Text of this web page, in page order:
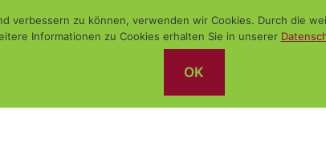
verbessern zu können, verwenden wir Cookies. Durch die
Informationen zu Cookies erhalten Sie in unserer
OK